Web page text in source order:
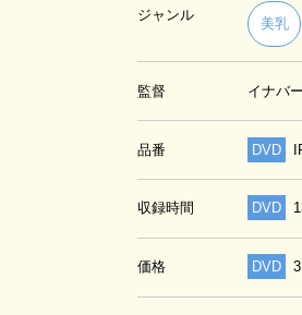
ジャンル
美乳
監督 イナバ
品番 DVD
収録時間 DVD
価格 DVD